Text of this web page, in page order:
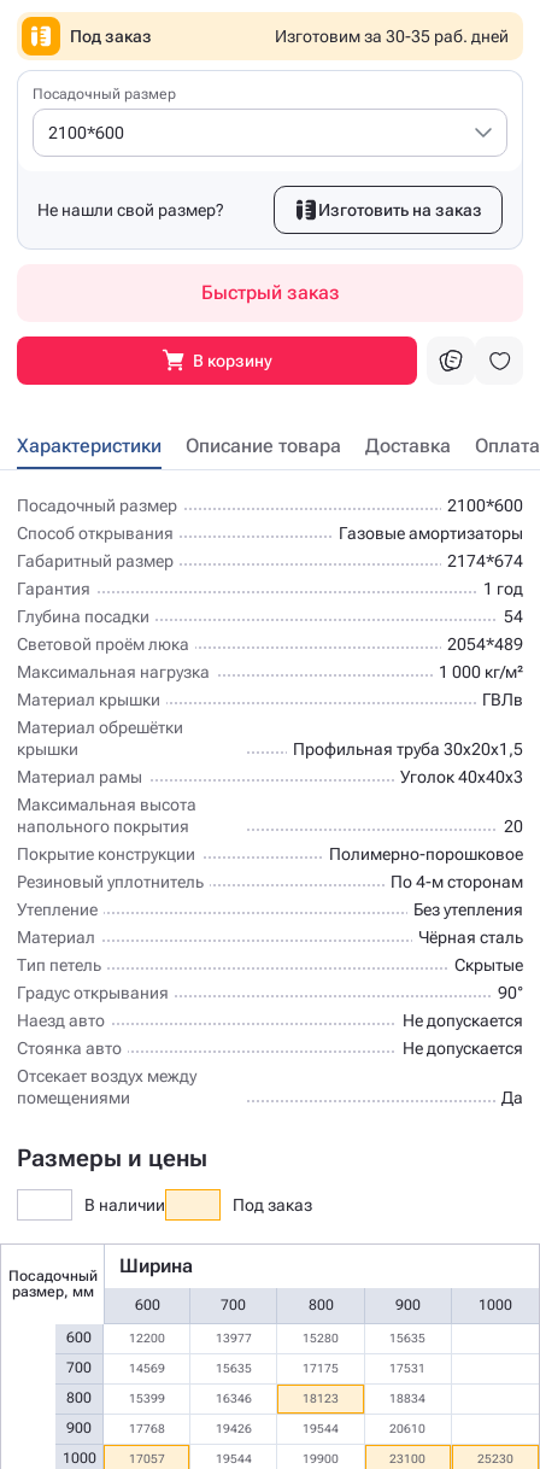
Под заказ Изготовим за 30-35 раб. дней
Посадочный размер
2100*600
Не нашли свой размер? Изготовить на заказ
Быстрый заказ
В корзину
Характеристики Описание товара Доставка Оплата
Посадочный размер
2100*600
Способ открывания
Газовые амортизаторы
Габаритный размер
2174*674
Гарантия
1 год
Глубина посадки
54
Световой проём люка
2054*489
Максимальная нагрузка
1 000 кг/м²
Материал крышки
ГВЛв
Материал обрешётки
крышки
Профильная труба 30х20х1,5
Материал рамы
Уголок 40х40х3
Максимальная высота
напольного покрытия
20
Покрытие конструкции
Полимерно-порошковое
Резиновый уплотнитель
По 4-м сторонам
Утепление
Без утепления
Материал
Чёрная сталь
Тип петель
Скрытые
Градус открывания
90°
Наезд авто
Не допускается
Стоянка авто
Не допускается
Отсекает воздух между
помещениями
Да
Размеры и цены
В наличии Под заказ
Посадочный
размер, мм
Ширина
600 700 800 900 1000
600
700
800
900
1000
12200 13977 15280 15635
14569 15635 17175 17531
15399 16346 18123 18834
17768 19426 19544 20610
17057 19544 19900 23100 25230